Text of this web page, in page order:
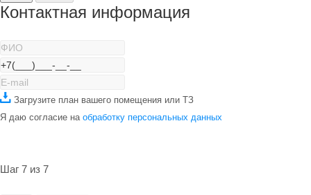
Контактная информация
Загрузите план вашего помещения или ТЗ
Я даю согласие на обработку персональных данных
Шаг 7 из 7